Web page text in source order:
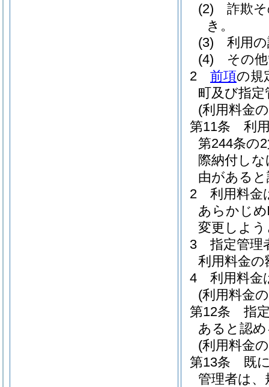
(2)
詐欺
き。
(3)
利用
(4)
その
2
前項の規
町及び指
(利用料金
第11条
利
第244条の
際納付し
由がある
2
利用料金
あらかじ
変更しよ
3
指定管理
利用料金
4
利用料金
(利用料金
第12条
指
あると認
(利用料金
第13条
既
管理者は